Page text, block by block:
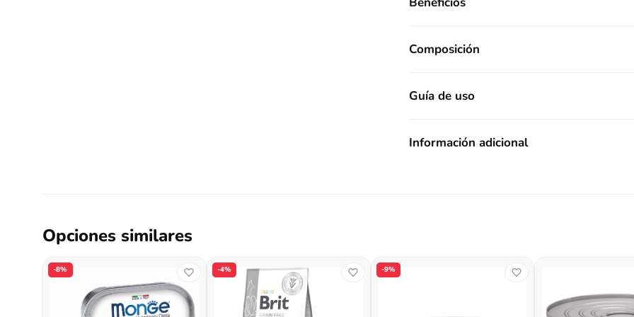
Composición
Guía de uso
Información adicional
Opciones similares
-8% -4% -9%